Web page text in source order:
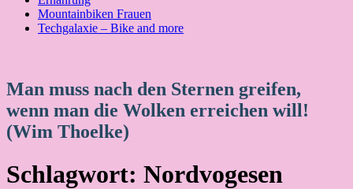
Mountainbiken Frauen
Techgalaxie – Bike and more
Man muss nach den Sternen greifen,
wenn man die Wolken erreichen will!
(Wim Thoelke)
Schlagwort: Nordvogesen